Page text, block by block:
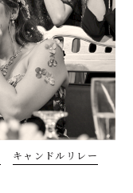
キャンドルリレー